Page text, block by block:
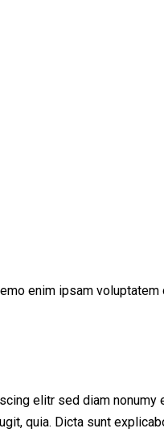
enim ipsam
elitr sed diam nonumy
quia. Dicta sunt